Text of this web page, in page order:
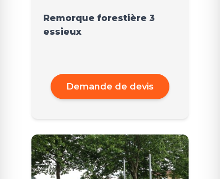
Remorque forestière 3
essieux
Demande de devis